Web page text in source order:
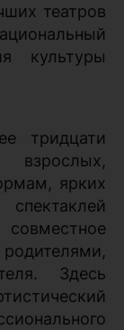
театров
культуры
тридцати
ярких
Здесь